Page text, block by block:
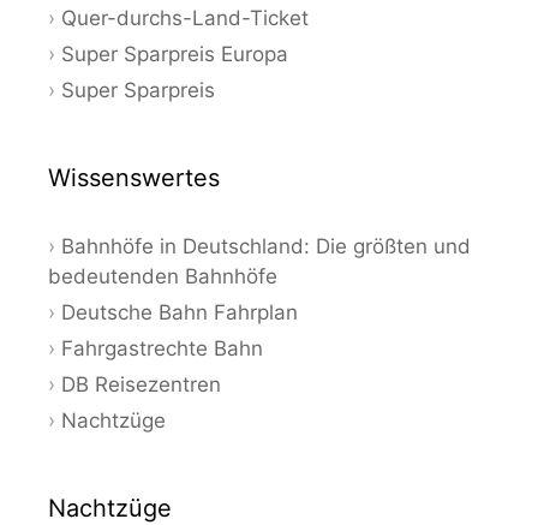
Quer-durchs-Land-Ticket
Super Sparpreis Europa
Super Sparpreis
Wissenswertes
Bahnhöfe in Deutschland: Die größten und
bedeutenden Bahnhöfe
Deutsche Bahn Fahrplan
Fahrgastrechte Bahn
DB Reisezentren
Nachtzüge
Nachtzüge